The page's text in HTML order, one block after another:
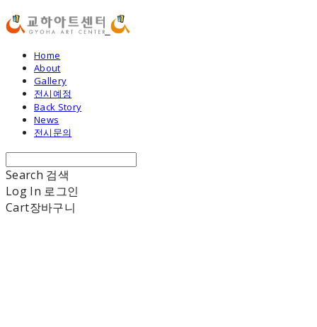
Home
About
Gallery
전시예정
Back Story
News
전시문의
Search 검색
Log In 로그인
Cart장바구니